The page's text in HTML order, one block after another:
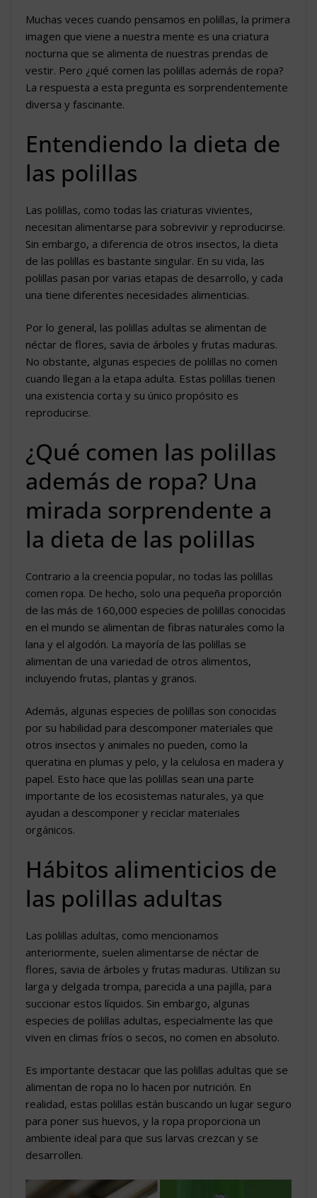
Muchas veces cuando pensamos en polillas, la primera
imagen que viene a nuestra mente es una criatura
nocturna que se alimenta de nuestras prendas de
vestir. Pero ¿qué comen las polillas además de ropa?
La respuesta a esta pregunta es sorprendentemente
diversa y fascinante.
Entendiendo la dieta de
las polillas
Las polillas, como todas las criaturas vivientes,
necesitan alimentarse para sobrevivir y reproducirse.
Sin embargo, a diferencia de otros insectos, la dieta
de las polillas es bastante singular. En su vida, las
polillas pasan por varias etapas de desarrollo, y cada
una tiene diferentes necesidades alimenticias.
Por lo general, las polillas adultas se alimentan de
néctar de flores, savia de árboles y frutas maduras.
No obstante, algunas especies de polillas no comen
cuando llegan a la etapa adulta. Estas polillas tienen
una existencia corta y su único propósito es
reproducirse.
¿Qué comen las polillas
además de ropa? Una
mirada sorprendente a
la dieta de las polillas
Contrario a la creencia popular, no todas las polillas
comen ropa. De hecho, solo una pequeña proporción
de las más de 160,000 especies de polillas conocidas
en el mundo se alimentan de fibras naturales como la
lana y el algodón. La mayoría de las polillas se
alimentan de una variedad de otros alimentos,
incluyendo frutas, plantas y granos.
Además, algunas especies de polillas son conocidas
por su habilidad para descomponer materiales que
otros insectos y animales no pueden, como la
queratina en plumas y pelo, y la celulosa en madera y
papel. Esto hace que las polillas sean una parte
importante de los ecosistemas naturales, ya que
ayudan a descomponer y reciclar materiales
orgánicos.
Hábitos alimenticios de
las polillas adultas
Las polillas adultas, como mencionamos
anteriormente, suelen alimentarse de néctar de
flores, savia de árboles y frutas maduras. Utilizan su
larga y delgada trompa, parecida a una pajilla, para
succionar estos líquidos. Sin embargo, algunas
especies de polillas adultas, especialmente las que
viven en climas fríos o secos, no comen en absoluto.
Es importante destacar que las polillas adultas que se
alimentan de ropa no lo hacen por nutrición. En
realidad, estas polillas están buscando un lugar seguro
para poner sus huevos, y la ropa proporciona un
ambiente ideal para que sus larvas crezcan y se
desarrollen.